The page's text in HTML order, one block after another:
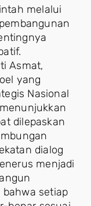
melalui
Asmat,
yang
Nasional
dilepaskan
dialog
menjadi
setiap